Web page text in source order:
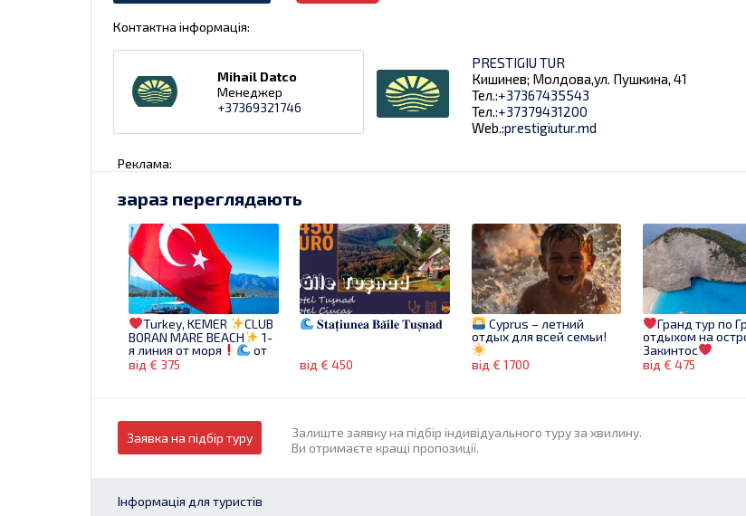
Контактна інформація:
Mihail Datco
Менеджер
+37369321746
PRESTIGIU TUR
Кишинев; Молдова,ул. Пушкина, 41
Тел.:+37367435543
Тел.:+37379431200
Web.:prestigiutur.md
Реклама:
зараз переглядають
Turkey, KEMER
CLUB
BORAN MARE BEACH
1-
я линия от моря
от
375 Euro
від € 375
𝐒𝐭𝐚𝐭̦𝐢𝐮𝐧𝐞𝐚 𝐁𝐚̆𝐢𝐥𝐞 𝐓𝐮𝐬̦𝐧𝐚𝐝
від € 450
Cyprus – летний
отдых для всей семьи!
від € 1700
Гранд тур по
отдыхом на
Закинтос
від € 475
Tunisia
Заявка на підбір туру
Залиште заявку на підбір індивідуального туру за хвилину.
Ви отримаєте кращі пропозиції.
Інформація для туристів